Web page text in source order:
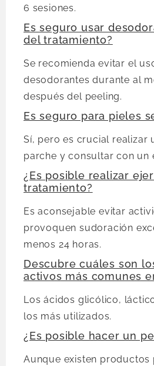
6 sesiones.
Es seguro usar
del tratamiento?
Se recomienda evitar el
desodorantes durante al
después del peeling.
Es seguro para pieles
Sí, pero es crucial realizar
parche y consultar con un
¿Es posible realizar
tratamiento?
Es aconsejable evitar
provoquen sudoración
menos 24 horas.
Descubre cuáles son
activos más comunes
Los ácidos glicólico,
los más utilizados.
¿Es posible hacer un
Aunque existen productos